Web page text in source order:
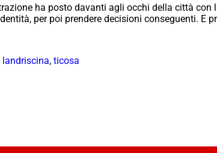
ha posto davanti agli occhi della città con
per poi prendere decisioni conseguenti. E
, ticosa